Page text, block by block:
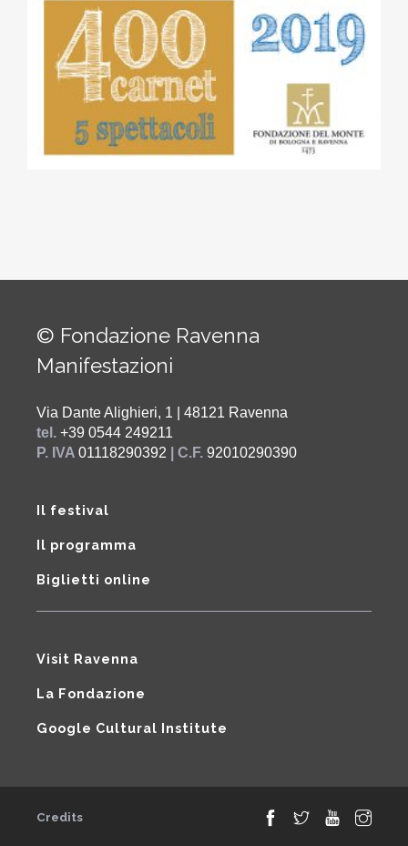
© Fondazione Ravenna
Manifestazioni
Via Dante Alighieri, 1 | 48121 Ravenna
tel. +39 0544 249211
P. IVA 01118290392 | C.F. 92010290390
Il festival
Il programma
Biglietti online
Visit Ravenna
La Fondazione
Google Cultural Institute
Credits